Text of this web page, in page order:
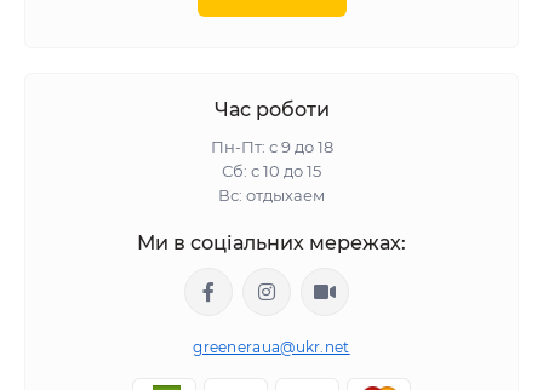
Час роботи
Пн-Пт: с 9 до 18
Сб: с 10 до 15
Вс: отдыхаем
Ми в соціальних мережах:
greeneraua@ukr.net